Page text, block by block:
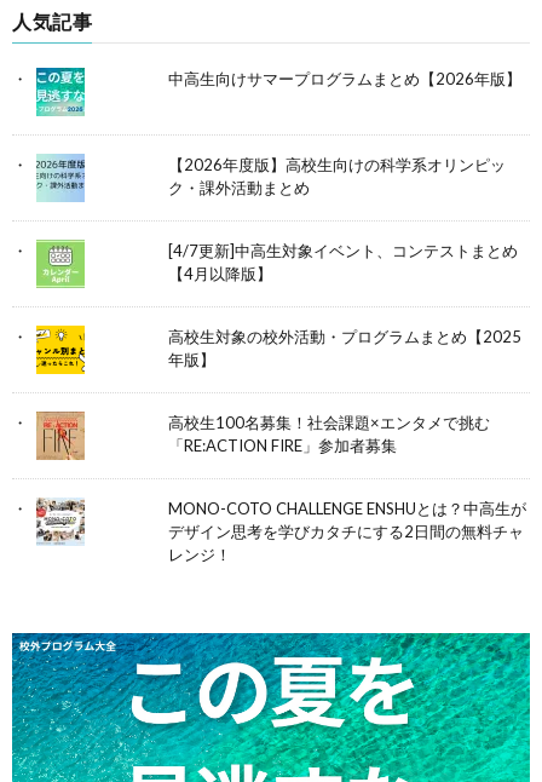
人気記事
中高生向けサマープログラムまとめ【2026年版】
【2026年度版】高校生向けの科学系オリンピッ
ク・課外活動まとめ
[4/7更新]中高生対象イベント、コンテストまとめ
【4月以降版】
高校生対象の校外活動・プログラムまとめ【2025
年版】
高校生100名募集！社会課題×エンタメで挑む
「RE:ACTION FIRE」参加者募集
MONO-COTO CHALLENGE ENSHUとは？中高生が
デザイン思考を学びカタチにする2日間の無料チャ
レンジ！